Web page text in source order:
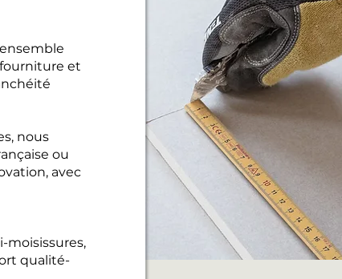
et
nous
ou
avec
moisissures,
qualité-